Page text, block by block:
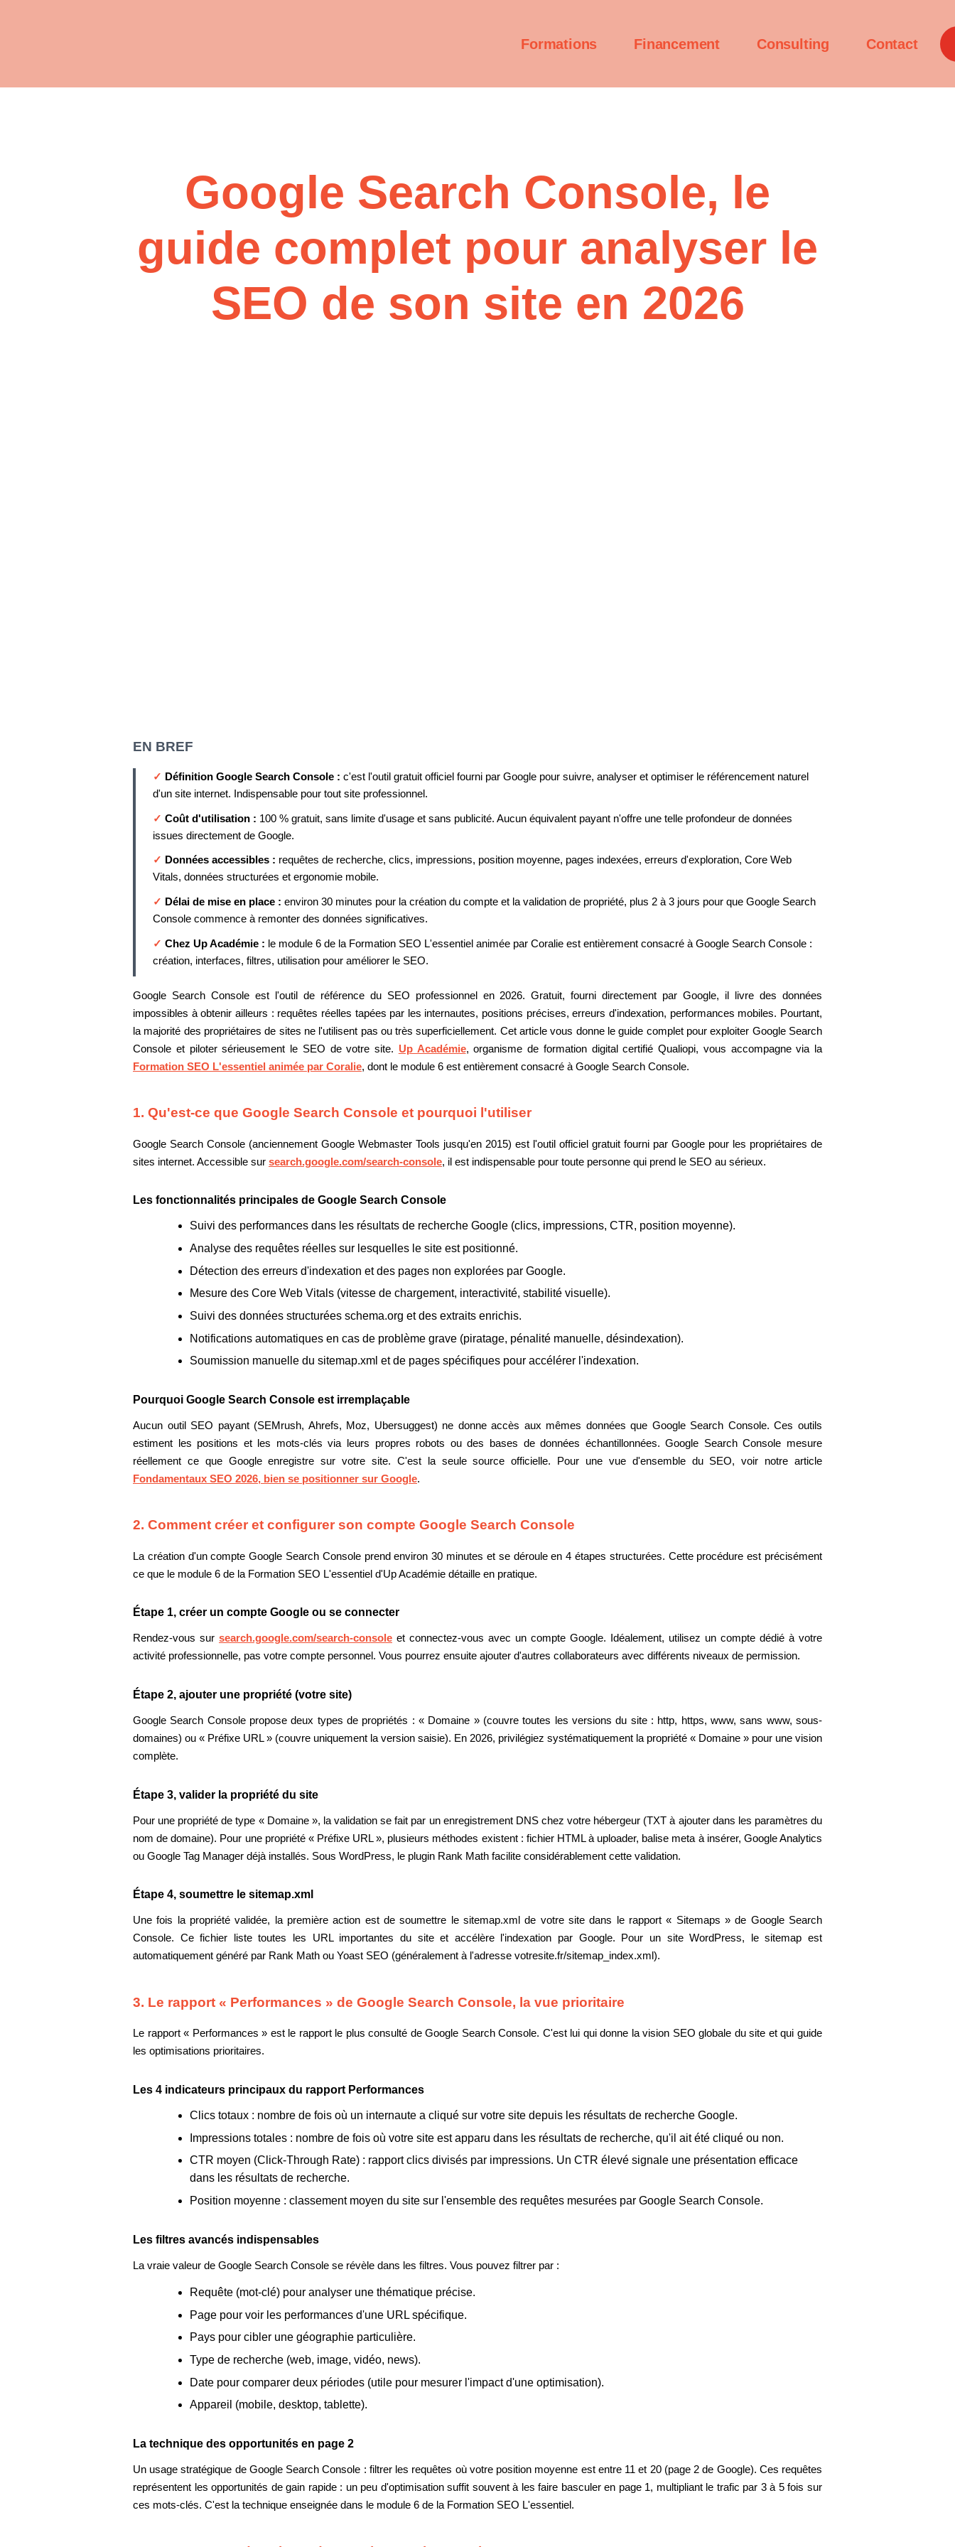
Formations Financement Consulting Contact
Google Search Console, le
guide complet pour analyser le
SEO de son site en 2026
EN BREF
✓ Définition Google Search Console : c'est l'outil gratuit officiel fourni par Google pour suivre, analyser et optimiser le référencement naturel
d'un site internet. Indispensable pour tout site professionnel.
✓ Coût d'utilisation : 100 % gratuit, sans limite d'usage et sans publicité. Aucun équivalent payant n'offre une telle profondeur de données
issues directement de Google.
✓ Données accessibles : requêtes de recherche, clics, impressions, position moyenne, pages indexées, erreurs d'exploration, Core Web
Vitals, données structurées et ergonomie mobile.
✓ Délai de mise en place : environ 30 minutes pour la création du compte et la validation de propriété, plus 2 à 3 jours pour que Google Search
Console commence à remonter des données significatives.
✓ Chez Up Académie : le module 6 de la Formation SEO L'essentiel animée par Coralie est entièrement consacré à Google Search Console :
création, interfaces, filtres, utilisation pour améliorer le SEO.
Google Search Console est l'outil de référence du SEO professionnel en 2026. Gratuit, fourni directement par Google, il livre des données
impossibles à obtenir ailleurs : requêtes réelles tapées par les internautes, positions précises, erreurs d'indexation, performances mobiles. Pourtant,
la majorité des propriétaires de sites ne l'utilisent pas ou très superficiellement. Cet article vous donne le guide complet pour exploiter Google Search
Console et piloter sérieusement le SEO de votre site. Up Académie, organisme de formation digital certifié Qualiopi, vous accompagne via la
Formation SEO L'essentiel animée par Coralie, dont le module 6 est entièrement consacré à Google Search Console.
1. Qu'est-ce que Google Search Console et pourquoi l'utiliser
Google Search Console (anciennement Google Webmaster Tools jusqu'en 2015) est l'outil officiel gratuit fourni par Google pour les propriétaires de
sites internet. Accessible sur search.google.com/search-console, il est indispensable pour toute personne qui prend le SEO au sérieux.
Les fonctionnalités principales de Google Search Console
Suivi des performances dans les résultats de recherche Google (clics, impressions, CTR, position moyenne).
Analyse des requêtes réelles sur lesquelles le site est positionné.
Détection des erreurs d'indexation et des pages non explorées par Google.
Mesure des Core Web Vitals (vitesse de chargement, interactivité, stabilité visuelle).
Suivi des données structurées schema.org et des extraits enrichis.
Notifications automatiques en cas de problème grave (piratage, pénalité manuelle, désindexation).
Soumission manuelle du sitemap.xml et de pages spécifiques pour accélérer l'indexation.
Pourquoi Google Search Console est irremplaçable
Aucun outil SEO payant (SEMrush, Ahrefs, Moz, Ubersuggest) ne donne accès aux mêmes données que Google Search Console. Ces outils
estiment les positions et les mots-clés via leurs propres robots ou des bases de données échantillonnées. Google Search Console mesure
réellement ce que Google enregistre sur votre site. C'est la seule source officielle. Pour une vue d'ensemble du SEO, voir notre article
Fondamentaux SEO 2026, bien se positionner sur Google.
2. Comment créer et configurer son compte Google Search Console
La création d'un compte Google Search Console prend environ 30 minutes et se déroule en 4 étapes structurées. Cette procédure est précisément
ce que le module 6 de la Formation SEO L'essentiel d'Up Académie détaille en pratique.
Étape 1, créer un compte Google ou se connecter
Rendez-vous sur search.google.com/search-console et connectez-vous avec un compte Google. Idéalement, utilisez un compte dédié à votre
activité professionnelle, pas votre compte personnel. Vous pourrez ensuite ajouter d'autres collaborateurs avec différents niveaux de permission.
Étape 2, ajouter une propriété (votre site)
Google Search Console propose deux types de propriétés : « Domaine » (couvre toutes les versions du site : http, https, www, sans www, sous-
domaines) ou « Préfixe URL » (couvre uniquement la version saisie). En 2026, privilégiez systématiquement la propriété « Domaine » pour une vision
complète.
Étape 3, valider la propriété du site
Pour une propriété de type « Domaine », la validation se fait par un enregistrement DNS chez votre hébergeur (TXT à ajouter dans les paramètres du
nom de domaine). Pour une propriété « Préfixe URL », plusieurs méthodes existent : fichier HTML à uploader, balise meta à insérer, Google Analytics
ou Google Tag Manager déjà installés. Sous WordPress, le plugin Rank Math facilite considérablement cette validation.
Étape 4, soumettre le sitemap.xml
Une fois la propriété validée, la première action est de soumettre le sitemap.xml de votre site dans le rapport « Sitemaps » de Google Search
Console. Ce fichier liste toutes les URL importantes du site et accélère l'indexation par Google. Pour un site WordPress, le sitemap est
automatiquement généré par Rank Math ou Yoast SEO (généralement à l'adresse votresite.fr/sitemap_index.xml).
3. Le rapport « Performances » de Google Search Console, la vue prioritaire
Le rapport « Performances » est le rapport le plus consulté de Google Search Console. C'est lui qui donne la vision SEO globale du site et qui guide
les optimisations prioritaires.
Les 4 indicateurs principaux du rapport Performances
Clics totaux : nombre de fois où un internaute a cliqué sur votre site depuis les résultats de recherche Google.
Impressions totales : nombre de fois où votre site est apparu dans les résultats de recherche, qu'il ait été cliqué ou non.
CTR moyen (Click-Through Rate) : rapport clics divisés par impressions. Un CTR élevé signale une présentation efficace
dans les résultats de recherche.
Position moyenne : classement moyen du site sur l'ensemble des requêtes mesurées par Google Search Console.
Les filtres avancés indispensables
La vraie valeur de Google Search Console se révèle dans les filtres. Vous pouvez filtrer par :
Requête (mot-clé) pour analyser une thématique précise.
Page pour voir les performances d'une URL spécifique.
Pays pour cibler une géographie particulière.
Type de recherche (web, image, vidéo, news).
Date pour comparer deux périodes (utile pour mesurer l'impact d'une optimisation).
Appareil (mobile, desktop, tablette).
La technique des opportunités en page 2
Un usage stratégique de Google Search Console : filtrer les requêtes où votre position moyenne est entre 11 et 20 (page 2 de Google). Ces requêtes
représentent les opportunités de gain rapide : un peu d'optimisation suffit souvent à les faire basculer en page 1, multipliant le trafic par 3 à 5 fois sur
ces mots-clés. C'est la technique enseignée dans le module 6 de la Formation SEO L'essentiel.